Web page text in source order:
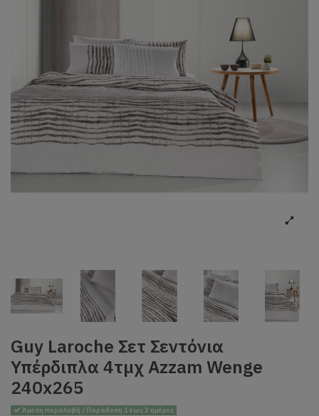
Guy Laroche Σετ Σεντόνια
Υπέρδιπλα 4τμχ Azzam Wenge
240x265
Άμεση παραλαβή / Παράδοση 1 έως 3 ημέρες